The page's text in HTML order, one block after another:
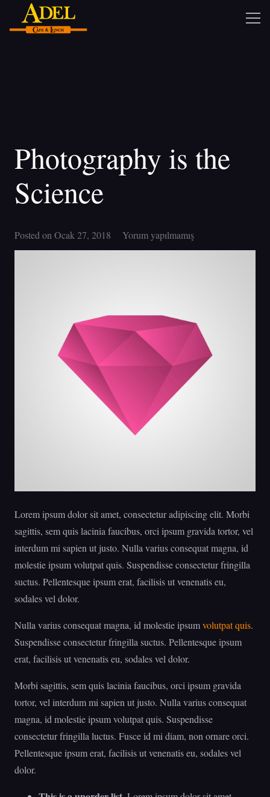
Photography is the
Science
Posted on Ocak 27, 2018 Yorum yapılmamış
Lorem ipsum dolor sit amet, consectetur adipiscing elit. Morbi
sagittis, sem quis lacinia faucibus, orci ipsum gravida tortor, vel
interdum mi sapien ut justo. Nulla varius consequat magna, id
molestie ipsum volutpat quis. Suspendisse consectetur fringilla
suctus. Pellentesque ipsum erat, facilisis ut venenatis eu,
sodales vel dolor.
Nulla varius consequat magna, id molestie ipsumvolutpat quis.
Suspendisse consectetur fringilla suctus. Pellentesque ipsum
erat, facilisis ut venenatis eu, sodales vel dolor.
Morbi sagittis, sem quis lacinia faucibus, orci ipsum gravida
tortor, vel interdum mi sapien ut justo. Nulla varius consequat
magna, id molestie ipsum volutpat quis. Suspendisse
consectetur fringilla luctus. Fusce id mi diam, non ornare orci.
Pellentesque ipsum erat, facilisis ut venenatis eu, sodales vel
dolor.